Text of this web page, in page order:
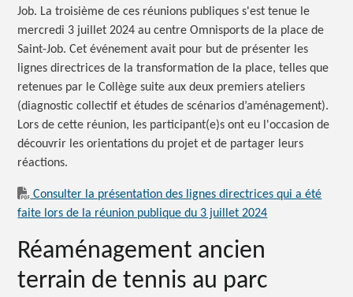
Job. La troisième de ces réunions publiques s'est tenue le
mercredi 3 juillet 2024 au centre Omnisports de la place de
Saint-Job. Cet événement avait pour but de présenter les
lignes directrices de la transformation de la place, telles que
retenues par le Collège suite aux deux premiers ateliers
(diagnostic collectif et études de scénarios d’aménagement).
Lors de cette réunion, les participant(e)s ont eu l'occasion de
découvrir les orientations du projet et de partager leurs
réactions.
Consulter la présentation des lignes directrices qui a été
faite lors de la réunion publique du 3 juillet 2024
Réaménagement ancien
terrain de tennis au parc